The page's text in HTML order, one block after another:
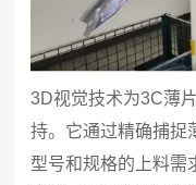
3D视觉技术为3C薄
持。它通过精确捕捉
型号和规格的上料需